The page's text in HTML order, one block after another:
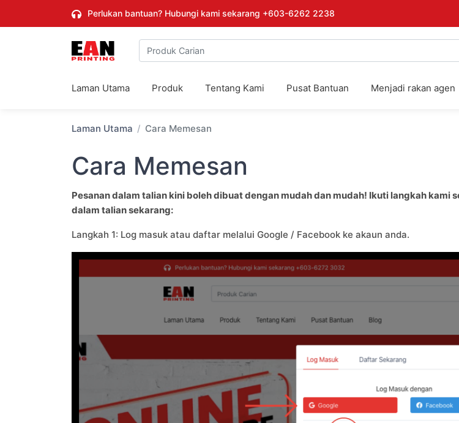
Perlukan bantuan? Hubungi kami sekarang +603-6262 2238
Laman Utama Produk Tentang Kami Pusat Bantuan Menjadi rakan agen
Laman Utama Cara Memesan
Cara Memesan
Pesanan dalam talian kini boleh dibuat dengan mudah dan mudah! Ikuti langkah
dalam talian sekarang:
Langkah 1: Log masuk atau daftar melalui Google / Facebook ke akaun anda.